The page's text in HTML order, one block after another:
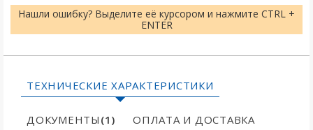
Нашли ошибку? Выделите её курсором и нажмите CTRL +
ENTER
ТЕХНИЧЕСКИЕ ХАРАКТЕРИСТИКИ
ДОКУМЕНТЫ (1) ОПЛАТА И ДОСТАВКА